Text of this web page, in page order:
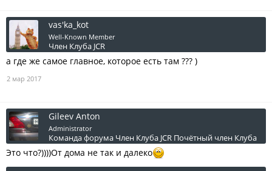
vas'ka_kot
Well-Known Member
Член Клуба JCR
а где же самое главное, которое есть там ??? )
2 мар 2017
Gileev Anton
Administrator
Команда форума Член Клуба JCR Почётный член Клуба
Это что?))))От дома не так и далеко